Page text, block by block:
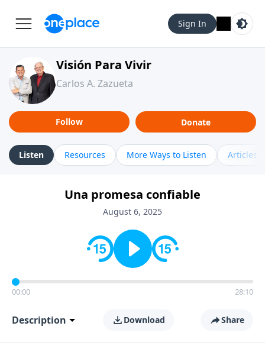
Sign In
Visión Para Vivir
Carlos A. Zazueta
Follow Donate
Listen Resources More Ways to Listen Articles
Una promesa confiable
August 6, 2025
00:00 28:10
Description Download Share